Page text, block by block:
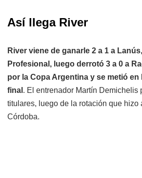
Así llega River
River viene de ganarle 2 a 1 a
Profesional, luego derrotó 3 a 0 a
por la Copa Argentina y se metió en
final . El entrenador Martín Demichelis
titulares, luego de la rotación que hizo
Córdoba.